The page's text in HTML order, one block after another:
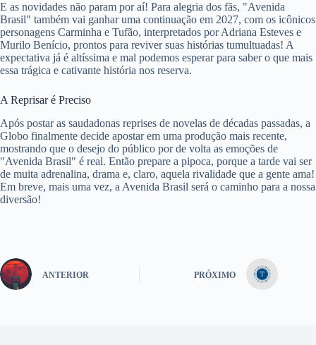
E as novidades não param por aí! Para alegria dos fãs, "Avenida
Brasil" também vai ganhar uma continuação em 2027, com os icônicos
personagens Carminha e Tufão, interpretados por Adriana Esteves e
Murilo Benício, prontos para reviver suas histórias tumultuadas! A
expectativa já é altíssima e mal podemos esperar para saber o que mais
essa trágica e cativante história nos reserva.
A Reprisar é Preciso
Após postar as saudadonas reprises de novelas de décadas passadas, a
Globo finalmente decide apostar em uma produção mais recente,
mostrando que o desejo do público por de volta as emoções de
"Avenida Brasil" é real. Então prepare a pipoca, porque a tarde vai ser
de muita adrenalina, drama e, claro, aquela rivalidade que a gente ama!
Em breve, mais uma vez, a Avenida Brasil será o caminho para a nossa
diversão!
ANTERIOR PRÓXIMO